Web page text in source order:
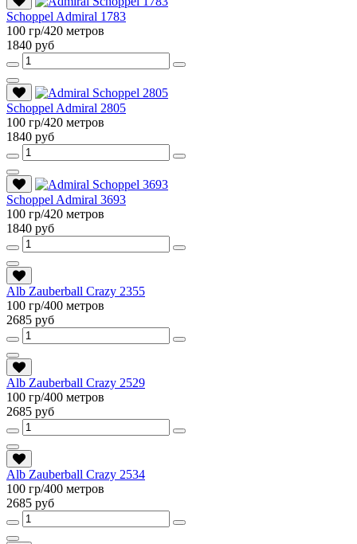
Schoppel Admiral 1783
100 гр/420 метров
1840 руб
Schoppel Admiral 2805
100 гр/420 метров
1840 руб
Schoppel Admiral 3693
100 гр/420 метров
1840 руб
Alb Zauberball Crazy 2355
100 гр/400 метров
2685 руб
Alb Zauberball Crazy 2529
100 гр/400 метров
2685 руб
Alb Zauberball Crazy 2534
100 гр/400 метров
2685 руб